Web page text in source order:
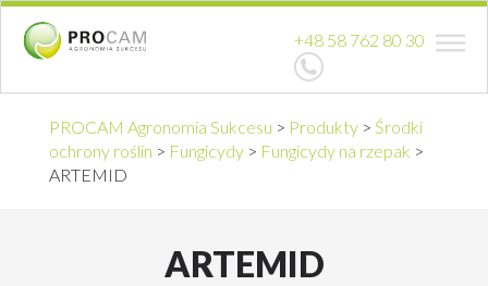
+48 58 762 80 30
PROCAM Agronomia Sukcesu > Produkty > Środki
ochrony roślin > Fungicydy > Fungicydy na rzepak >
ARTEMID
ARTEMID